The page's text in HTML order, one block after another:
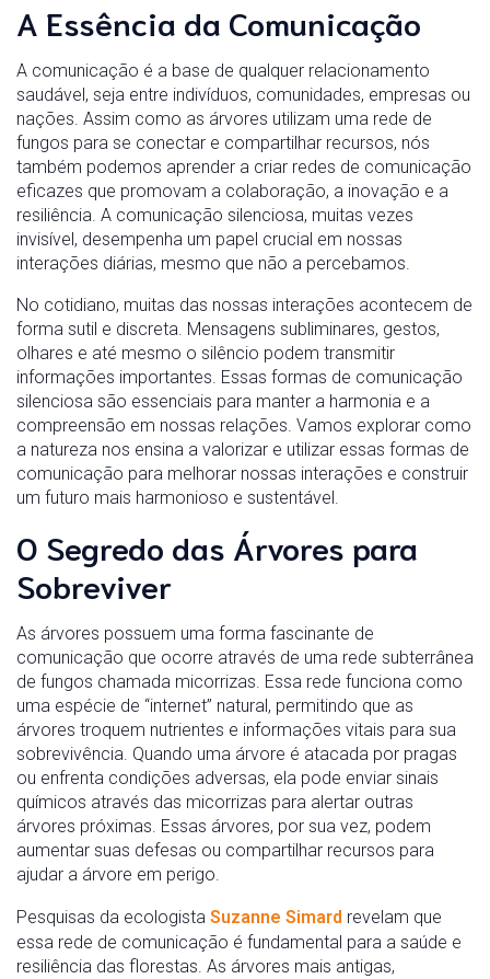
A Essência da Comunicação
A comunicação é a base de qualquer relacionamento
saudável, seja entre indivíduos, comunidades, empresas ou
nações. Assim como as árvores utilizam uma rede de
fungos para se conectar e compartilhar recursos, nós
também podemos aprender a criar redes de comunicação
eficazes que promovam a colaboração, a inovação e a
resiliência. A comunicação silenciosa, muitas vezes
invisível, desempenha um papel crucial em nossas
interações diárias, mesmo que não a percebamos.
No cotidiano, muitas das nossas interações acontecem de
forma sutil e discreta. Mensagens subliminares, gestos,
olhares e até mesmo o silêncio podem transmitir
informações importantes. Essas formas de comunicação
silenciosa são essenciais para manter a harmonia e a
compreensão em nossas relações. Vamos explorar como
a natureza nos ensina a valorizar e utilizar essas formas de
comunicação para melhorar nossas interações e construir
um futuro mais harmonioso e sustentável.
O Segredo das Árvores para
Sobreviver
As árvores possuem uma forma fascinante de
comunicação que ocorre através de uma rede subterrânea
de fungos chamada micorrizas. Essa rede funciona como
uma espécie de “internet” natural, permitindo que as
árvores troquem nutrientes e informações vitais para sua
sobrevivência. Quando uma árvore é atacada por pragas
ou enfrenta condições adversas, ela pode enviar sinais
químicos através das micorrizas para alertar outras
árvores próximas. Essas árvores, por sua vez, podem
aumentar suas defesas ou compartilhar recursos para
ajudar a árvore em perigo.
Pesquisas da ecologista Suzanne Simard revelam que
essa rede de comunicação é fundamental para a saúde e
resiliência das florestas. As árvores mais antigas,